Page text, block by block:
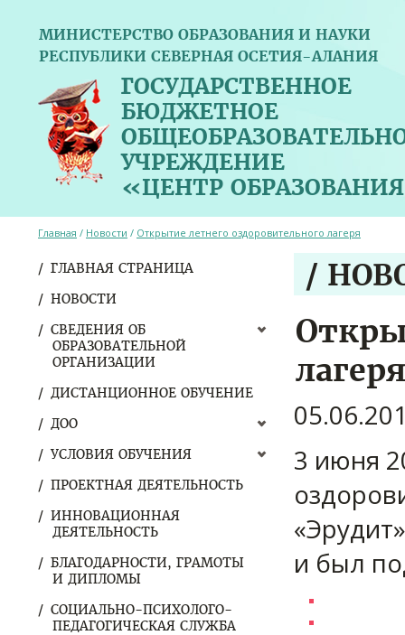
МИНИСТЕРСТВО ОБРАЗОВАНИЯ И НАУКИ
РЕСПУБЛИКИ СЕВЕРНАЯ ОСЕТИЯ-АЛАНИЯ
ГОСУДАРСТВЕННОЕ
БЮДЖЕТНОЕ
УЧРЕЖДЕНИЕ
«ЦЕНТР
ГЛАВНАЯ СТРАНИЦА
НОВОСТИ
СВЕДЕНИЯ ОБ
ОБРАЗОВАТЕЛЬНОЙ
ОРГАНИЗАЦИИ
ДИСТАНЦИОННОЕ ОБУЧЕНИЕ
ДОО
УСЛОВИЯ ОБУЧЕНИЯ
ПРОЕКТНАЯ ДЕЯТЕЛЬНОСТЬ
ИННОВАЦИОННАЯ
ДЕЯТЕЛЬНОСТЬ
БЛАГОДАРНОСТИ, ГРАМОТЫ
И ДИПЛОМЫ
СОЦИАЛЬНО-ПСИХОЛОГО-
ПЕДАГОГИЧЕСКАЯ СЛУЖБА
Главная / Новости / Открытие летнего оздоровительного лагеря
/
3 июня
и был